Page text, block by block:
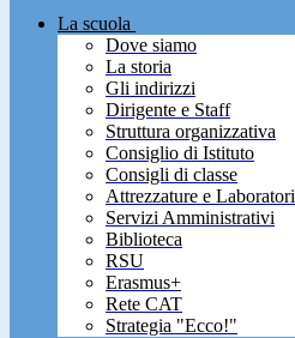
La scuola
Dove siamo
La storia
Gli indirizzi
Dirigente e Staff
Struttura organizzativa
Consiglio di Istituto
Consigli di classe
Attrezzature e Laboratori
Servizi Amministrativi
Biblioteca
RSU
Erasmus+
Rete CAT
Strategia "Ecco!"